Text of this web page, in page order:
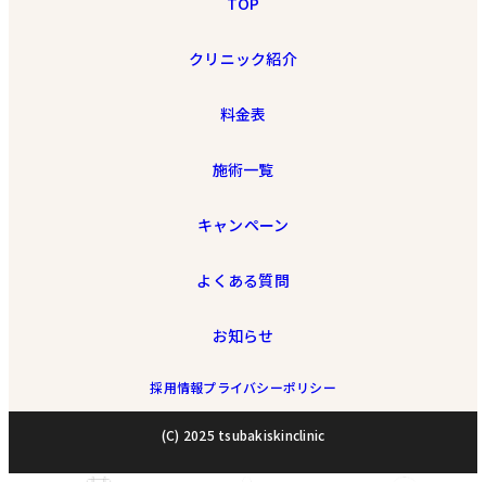
クリニック紹介
料金表
施術一覧
キャンペーン
よくある質問
お知らせ
採用情報プライバシーポリシー
(C) 2025 tsubakiskinclinic